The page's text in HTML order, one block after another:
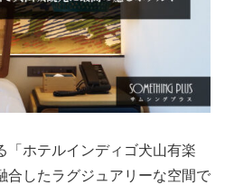
「ホテルインディゴ犬山有楽
合したラグジュアリーな空間で